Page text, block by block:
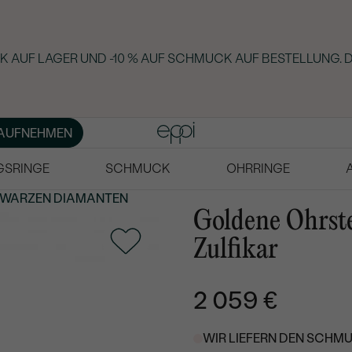
AUF LAGER UND -10 % AUF SCHMUCK AUF BESTELLUNG.
SCHMUCK OHRRINGE
DIAMANTEN
Goldene
Zulfikar
2 059 €
WIR LIEFERN DEN